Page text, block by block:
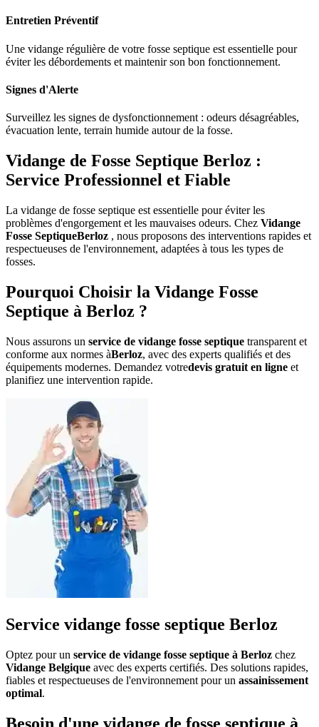
Entretien Préventif
Une vidange régulière de votre fosse septique est essentielle pour
éviter les débordements et maintenir son bon fonctionnement.
Signes d'Alerte
Surveillez les signes de dysfonctionnement : odeurs désagréables,
évacuation lente, terrain humide autour de la fosse.
Vidange de Fosse Septique Berloz :
Service Professionnel et Fiable
La vidange de fosse septique est essentielle pour éviter les
problèmes d'engorgement et les mauvaises odeurs. Chez Vidange
Fosse SeptiqueBerloz , nous proposons des interventions rapides et
respectueuses de l'environnement, adaptées à tous les types de
fosses.
Pourquoi Choisir la Vidange Fosse
Septique à Berloz ?
Nous assurons un service de vidange fosse septique transparent et
conforme aux normes àBerloz, avec des experts qualifiés et des
équipements modernes. Demandez votredevis gratuit en ligne et
planifiez une intervention rapide.
Service vidange fosse septique Berloz
Optez pour un service de vidange fosse septique à Berloz chez
Vidange Belgique avec des experts certifiés. Des solutions rapides,
fiables et respectueuses de l'environnement pour un assainissement
optimal.
Besoin d'une vidange de fosse septique à